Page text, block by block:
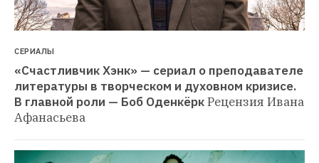
СЕРИАЛЫ
«Счастливчик Хэнк» — сериал о преподавателе
литературы в творческом и духовном кризисе.
В главной роли — Боб ОденкёркРецензия Ивана
Афанасьева